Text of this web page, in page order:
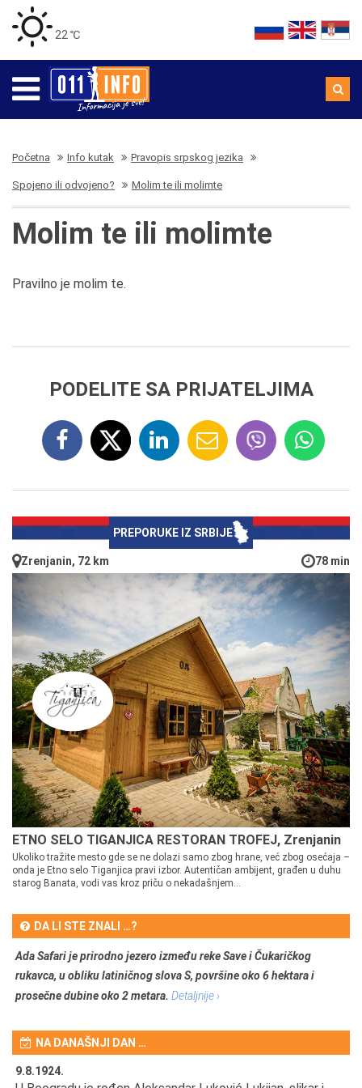
22 ℃
Početna Info kutak Pravopis srpskog jezika
Spojeno ili odvojeno? Molim te ili molimte
Molim te ili molimte
Pravilno je molim te.
PODELITE SA PRIJATELJIMA
PREPORUKE IZ SRBIJE
Zrenjanin, 72 km 78 min
ETNO SELO TIGANJICA RESTORAN TROFEJ, Zrenjanin
Ukoliko tražite mesto gde se ne dolazi samo zbog hrane, već zbog osećaja –
onda je Etno selo Tiganjica pravi izbor. Autentičan ambijent, građen u duhu
starog Banata, vodi vas kroz priču o nekadašnjem...
DA LI STE ZNALI …?
Ada Safari je prirodno jezero između reke Save i Čukaričkog
rukavca, u obliku latiničnog slova S, površine oko 6 hektara i
prosečne dubine oko 2 metara. Detaljnije ›
NA DANAŠNJI DAN …
9.8.1924.